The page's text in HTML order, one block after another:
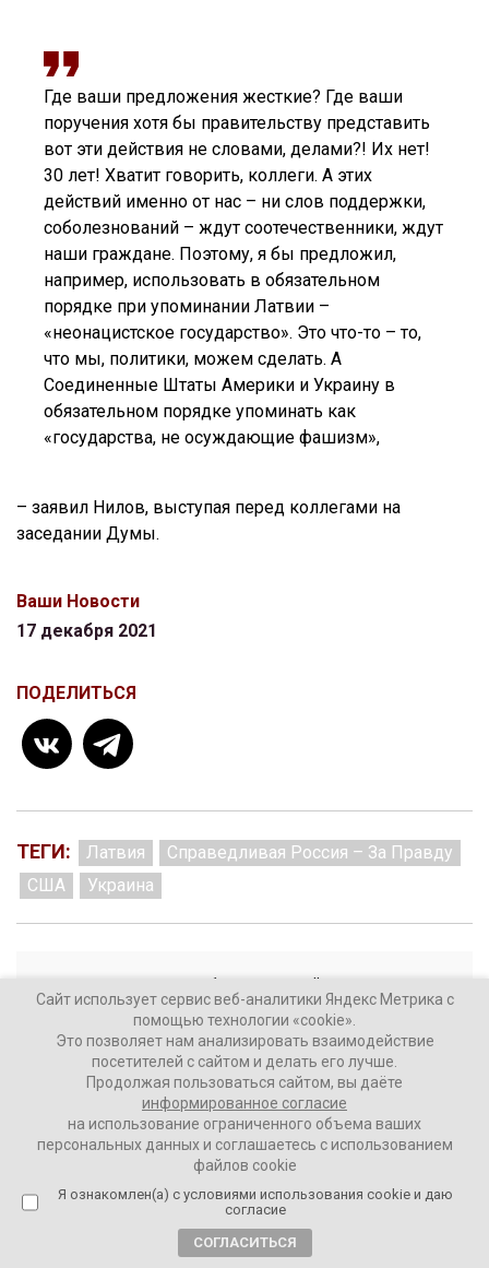
Где ваши предложения жесткие? Где ваши
поручения хотя бы правительству представить
вот эти действия не словами, делами?! Их нет!
30 лет! Хватит говорить, коллеги. А этих
действий именно от нас – ни слов поддержки,
соболезнований – ждут соотечественники, ждут
наши граждане. Поэтому, я бы предложил,
например, использовать в обязательном
порядке при упоминании Латвии –
«неонацистское государство». Это что-то – то,
что мы, политики, можем сделать. А
Соединенные Штаты Америки и Украину в
обязательном порядке упоминать как
«государства, не осуждающие фашизм»,
– заявил Нилов, выступая перед коллегами на
заседании Думы.
Ваши Новости
17 декабря 2021
ПОДЕЛИТЬСЯ
ТЕГИ: Латвия
Справедливая Россия – За Правду
США
Украина
1 комментарий
Военный из Польши просит
убежище в Белоруссии
5 лет назад
ВАШИ НОВОСТИ
Сайт использует сервис веб-аналитики Яндекс Метрика с
помощью технологии «cookie».
Это позволяет нам анализировать взаимодействие
посетителей с сайтом и делать его лучше.
Продолжая пользоваться сайтом, вы даёте
информированное согласие
на использование ограниченного объема ваших
персональных данных и соглашаетесь с использованием
файлов cookie
Я ознакомлен(а) с условиями использования cookie и даю
согласие
СОГЛАСИТЬСЯ